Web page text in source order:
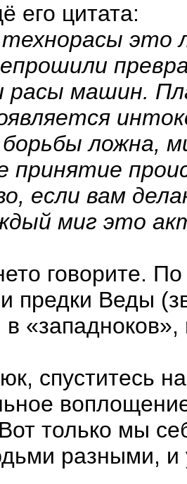
его цитата:
это
расы машин.
ложна,
если вам
миг это
говорите.
предки Веды
в
спуститесь
только мы
разными,